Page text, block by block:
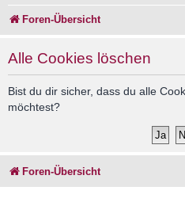
Foren-Übersicht
Alle Cookies löschen
Bist du dir sicher, dass du alle
möchtest?
Foren-Übersicht